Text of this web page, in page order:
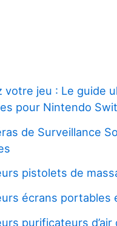
votre jeu : Le guide
pour Nintendo
de Surveillance
pistolets de
écrans portables
purificateurs